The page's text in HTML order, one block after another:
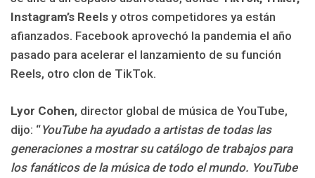
Instagram’s Reels y otros competidores ya están
afianzados. Facebook aprovechó la pandemia el año
pasado para acelerar el lanzamiento de su función
Reels, otro clon de TikTok.
Lyor Cohen, director global de música de YouTube,
dijo: “YouTube ha ayudado a artistas de todas las
generaciones a mostrar su catálogo de trabajos para
los fanáticos de la música de todo el mundo. YouTube